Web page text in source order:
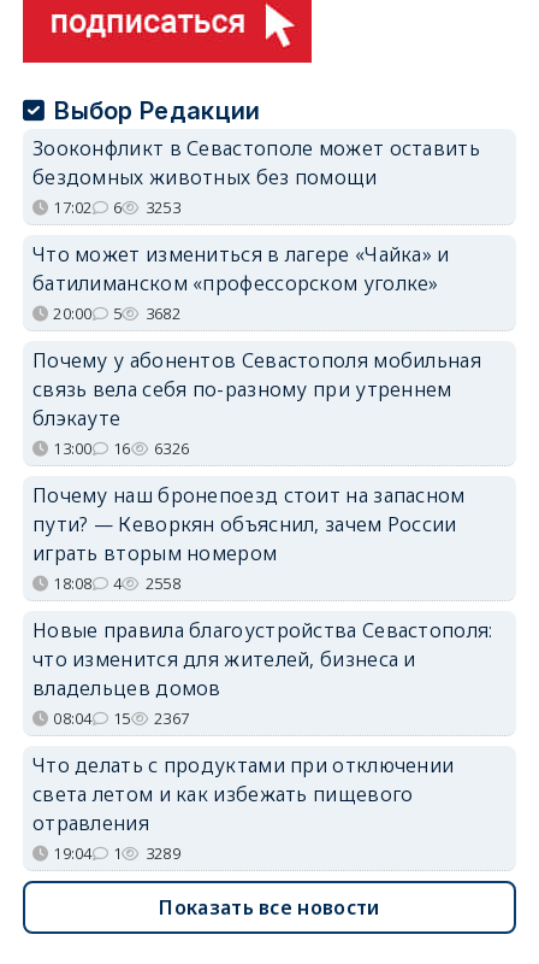
Выбор Редакции
Зооконфликт в Севастополе может оставить
бездомных животных без помощи
17:02 6 3253
Что может измениться в лагере «Чайка» и
батилиманском «профессорском уголке»
20:00 5 3682
Почему у абонентов Севастополя мобильная
связь вела себя по-разному при утреннем
блэкауте
13:00 16 6326
Почему наш бронепоезд стоит на запасном
пути? — Кеворкян объяснил, зачем России
играть вторым номером
18:08 4 2558
Новые правила благоустройства Севастополя:
что изменится для жителей, бизнеса и
владельцев домов
08:04 15 2367
Что делать с продуктами при отключении
света летом и как избежать пищевого
отравления
19:04 1 3289
Показать все новости